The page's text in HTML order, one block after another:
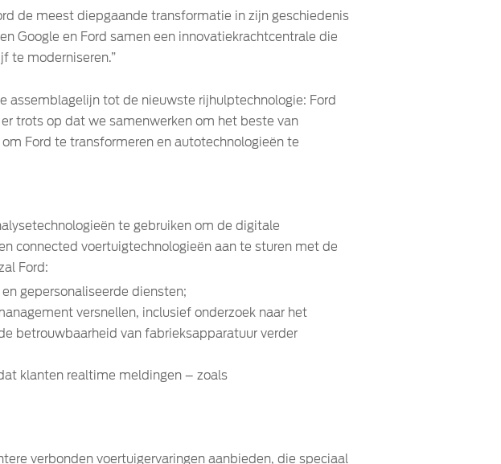
de meest diepgaande transformatie in zijn geschiedenis
Google en Ford samen een innovatiekrachtcentrale die
te moderniseren.”
assemblagelijn tot de nieuwste rijhulptechnologie: Ford
trots op dat we samenwerken om het beste van
Ford te transformeren en autotechnologieën te
te gebruiken om de digitale
connected voertuigtechnologieën aan te sturen met de
Ford:
gepersonaliseerde diensten;
versnellen, inclusief onderzoek naar het
betrouwbaarheid van fabrieksapparatuur verder
klanten realtime meldingen – zoals
verbonden voertuigervaringen aanbieden, die speciaal